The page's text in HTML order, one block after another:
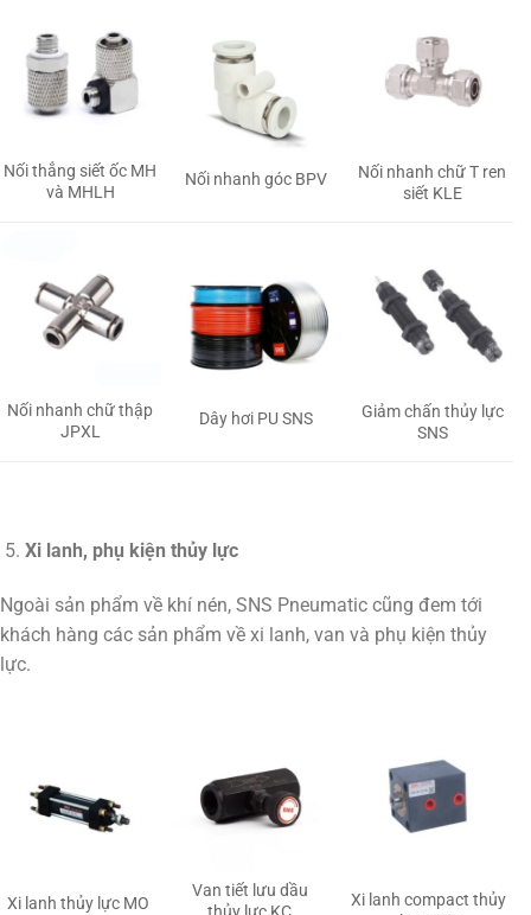
Nối thẳng siết ốc MH
và MHLH
Nối nhanh góc BPV
Nối nhanh chữ T ren
siết KLE
Nối nhanh chữ thập
JPXL
Dây hơi PU SNS
Giảm chấn thủy lực
SNS
Xi lanh, phụ kiện thủy lực
Ngoài sản phẩm về khí nén, SNS Pneumatic cũng đem tới
khách hàng các sản phẩm về xi lanh, van và phụ kiện thủy
lực.
Xi lanh thủy lực MO
Van tiết lưu dầu
Xi lanh compact thủy